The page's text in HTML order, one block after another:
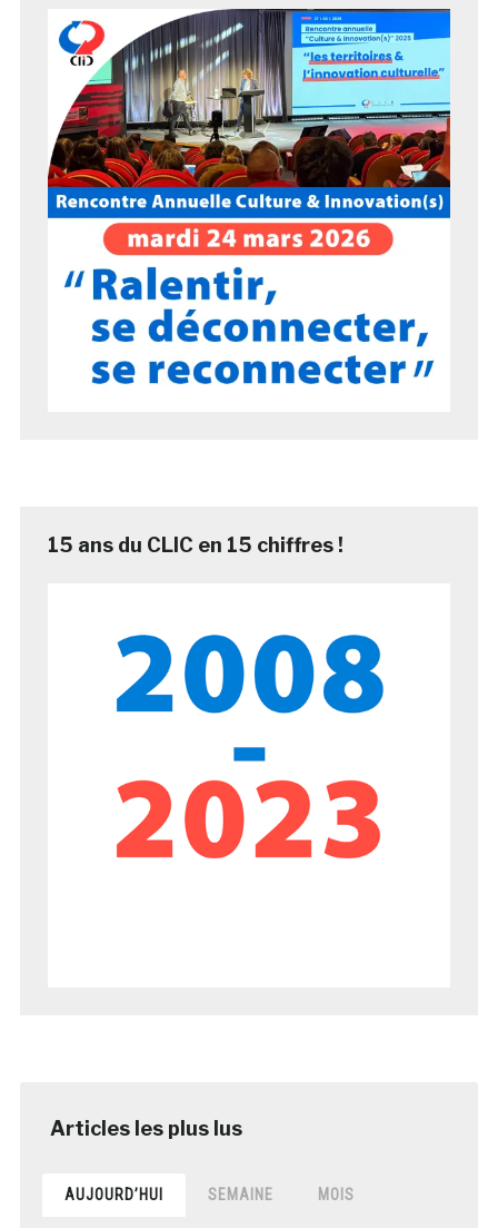
15 ans du CLIC en 15 chiffres !
AUJOURD’HUI SEMAINE MOIS